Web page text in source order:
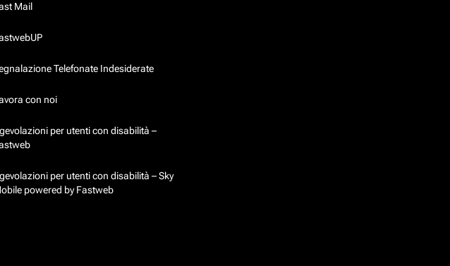
Mail
Telefonate Indesiderate
con noi
per utenti con disabilità –
per utenti con disabilità – Sky
powered by Fastweb